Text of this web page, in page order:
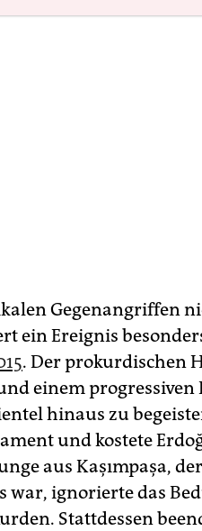
Gegen­angriffen
ein Ereignis
. Der prokurdischen
einem progressiven
hinaus zu
und kostete
aus Kaşımpaşa,
war, ignorierte das
Stattdessen